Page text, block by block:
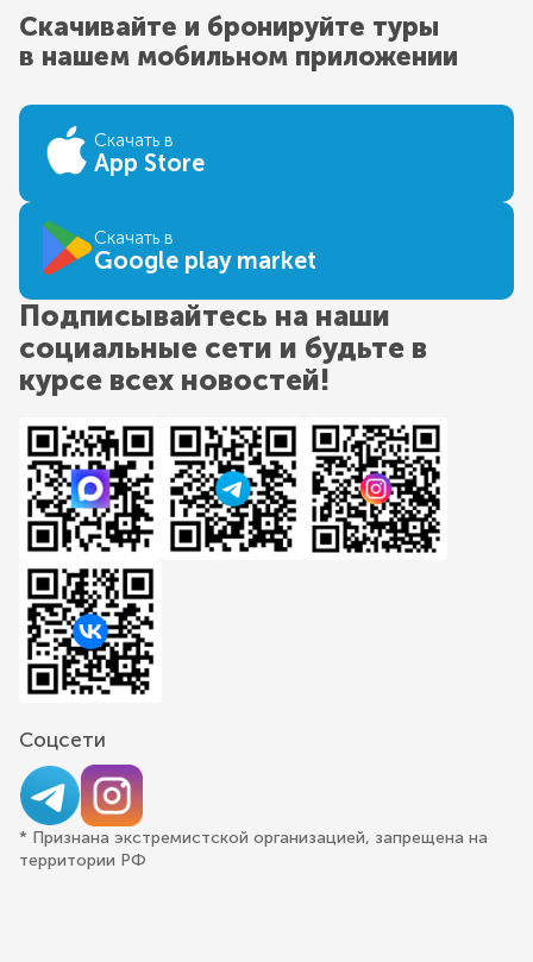
Скачивайте и бронируйте туры
в нашем мобильном приложении
Скачать в
App Store
Скачать в
Google play market
Подписывайтесь на наши
социальные сети и будьте в
курсе всех новостей!
Соцсети
* Признана экстремистской организацией, запрещена на
территории РФ